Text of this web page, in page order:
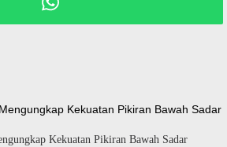
Kekuatan Pikiran Bawah Sadar
Kekuatan Pikiran Bawah Sadar